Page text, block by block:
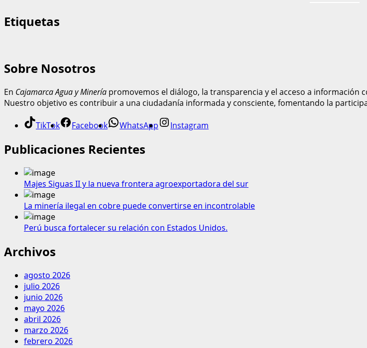
Etiquetas
Sobre Nosotros
En Cajamarca Agua y Minería promovemos el diálogo, la transparencia y el acceso a información
Nuestro objetivo es contribuir a una ciudadanía informada y consciente, fomentando la
TikTok Facebook WhatsApp Instagram
Publicaciones Recientes
Majes Siguas II y la nueva frontera agroexportadora del sur
La minería ilegal en cobre puede convertirse en incontrolable
Perú busca fortalecer su relación con Estados Unidos.
Archivos
agosto 2026
julio 2026
junio 2026
mayo 2026
abril 2026
marzo 2026
febrero 2026